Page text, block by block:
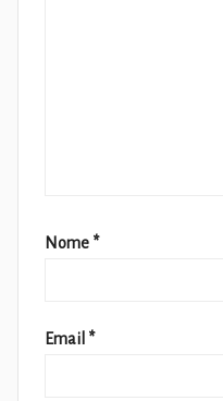
Nome *
Email *